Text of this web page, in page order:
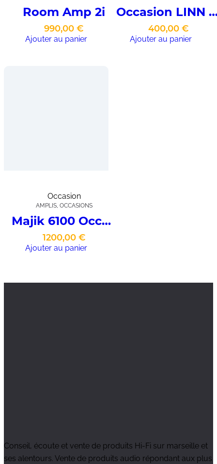
Room Amp 2i
990,00 €
Ajouter au panier
Occasion
400,00 €
Ajouter au panier
Occasion
AMPLIS, OCCASIONS
Majik 6100 Occasion
1200,00 €
Ajouter au panier
Conseil, écoute et vente de produits Hi-Fi sur marseille et
ses alentours. Vente de produits audio répondant aux plus